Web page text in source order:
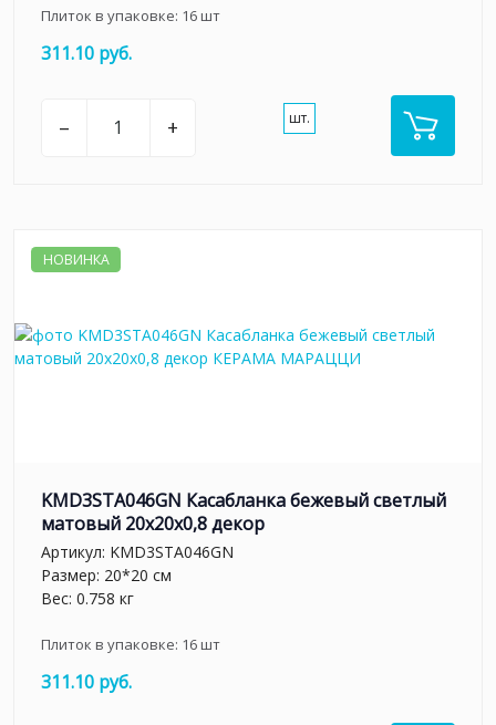
Плиток в упаковке: 16шт
311.10 руб.
– + шт.
НОВИНКА
KMD3STA046GN Касабланка бежевый светлый
матовый 20x20x0,8 декор
Артикул: KMD3STA046GN
Размер: 20*20 см
Вес: 0.758 кг
Плиток в упаковке: 16шт
311.10 руб.